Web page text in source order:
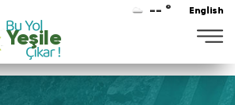
-- ° English
Yeşile